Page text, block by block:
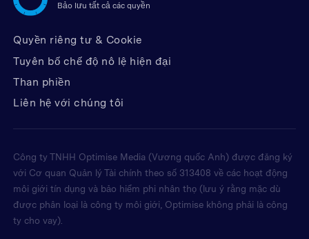
Bảo lưu tất cả các quyền
Quyền riêng tư & Cookie
Tuyên bố chế độ nô lệ hiện đại
Than phiền
Liên hệ với chúng tôi
Công ty TNHH Optimise Media (Vương quốc Anh) được đăng ký
với Cơ quan Quản lý Tài chính theo số 313408 về các hoạt động
môi giới tín dụng và bảo hiểm phi nhân thọ (lưu ý rằng mặc dù
được phân loại là công ty môi giới, Optimise không phải là công
ty cho vay).